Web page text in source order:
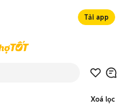
Tải app
Xoá lọc